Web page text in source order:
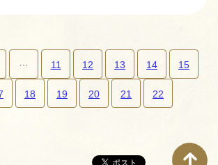
11 12 13 14 15
18 19 20 21 22